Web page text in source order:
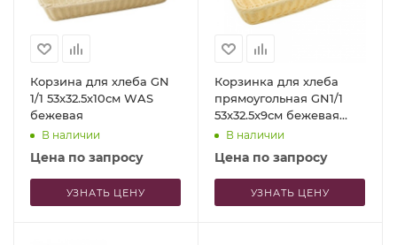
Корзина для хлеба GN
1/1 53x32.5x10см WAS
бежевая
В наличии
Цена по запросу
УЗНАТЬ ЦЕНУ
Корзинка для хлеба
прямоугольная GN1/1
53x32.5x9см бежевая
Profi-Chef
В наличии
Цена по запросу
УЗНАТЬ ЦЕНУ